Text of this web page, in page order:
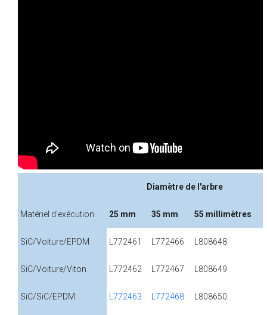
Diamètre de l'arbre
Matériel d'exécution 25 mm 35 mm 55 millimètres
SiC/Voiture/EPDM L772461 L772466 L808648
SiC/Voiture/Viton L772462 L772467 L808649
SiC/SiC/EPDM L772463 L772468 L808650